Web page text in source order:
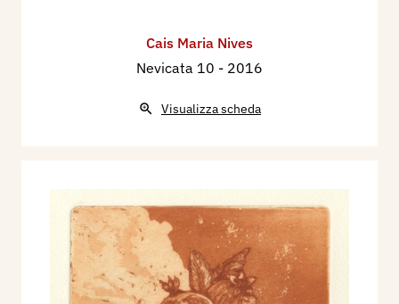
Cais Maria Nives
Nevicata 10 - 2016
Visualizza scheda